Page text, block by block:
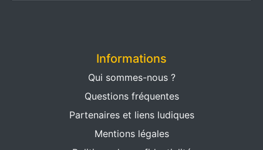
Informations
Qui sommes-nous ?
Questions fréquentes
Partenaires et liens ludiques
Mentions légales